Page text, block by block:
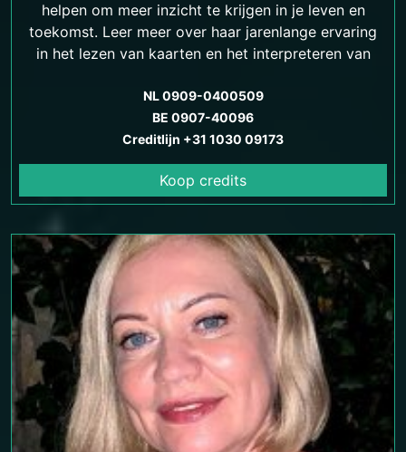
helpen om meer inzicht te krijgen in je leven en
toekomst. Leer meer over haar jarenlange ervaring
in het lezen van kaarten en het interpreteren van
NL 0909-0400509
BE 0907-40096
Creditlijn +31 1030 09173
Koop credits